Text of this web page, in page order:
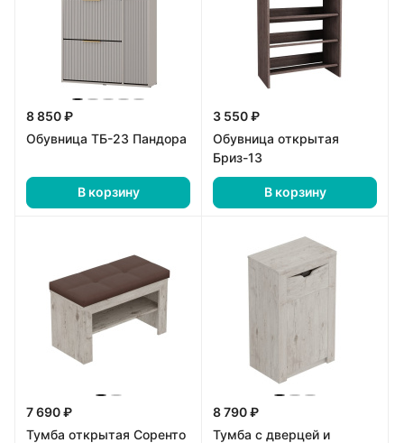
8 850 ₽
Обувница ТБ-23 Пандора
В корзину
3 550 ₽
Обувница открытая
Бриз-13
В корзину
7 690 ₽
Тумба открытая Соренто
8 790 ₽
Тумба с дверцей и